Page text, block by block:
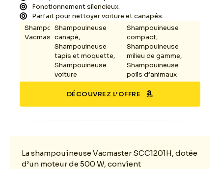
Fonctionnement silencieux.
Parfait pour nettoyer voiture et canapés.
Shampouineuse
Vacmaster
Shampouineuse
canapé,
Shampouineuse
tapis et moquette,
Shampouineuse
voiture
Shampouineuse
compact,
Shampouineuse
milieu de gamme,
Shampouineuse
poils d’animaux
DÉCOUVREZ L'OFFRE
La shampouineuse Vacmaster SCC1201H, dotée
d’un moteur de 500 W, convient